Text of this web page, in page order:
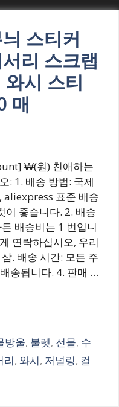
스티커
리 스크랩
시 스티
매
₩(원) 친애하는
: 1. 배송 방법: 국제
aliexpress 표준 배송
이 좋습니다. 2. 배송
배송비는 1 번입니
연락하십시오, 우리
. 배송 시간: 모든 주
송됩니다. 4. 판매 …
방울, 불렛, 선물, 수
리, 와시, 저널링, 컬